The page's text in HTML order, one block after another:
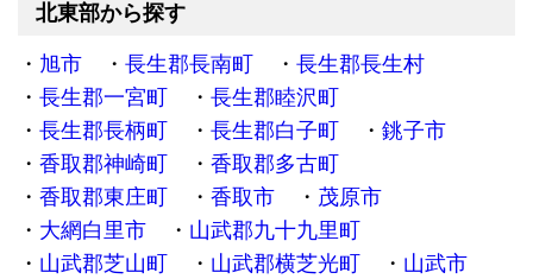
北東部から探す
旭市 長生郡長南町
長生郡長生村
長生郡一宮町
長生郡睦沢町
長生郡長柄町
長生郡白子町
銚子市
香取郡神崎町
香取郡多古町
香取郡東庄町
香取市
茂原市
大網白里市
山武郡九十九里町
山武郡芝山町
山武郡横芝光町
山武市